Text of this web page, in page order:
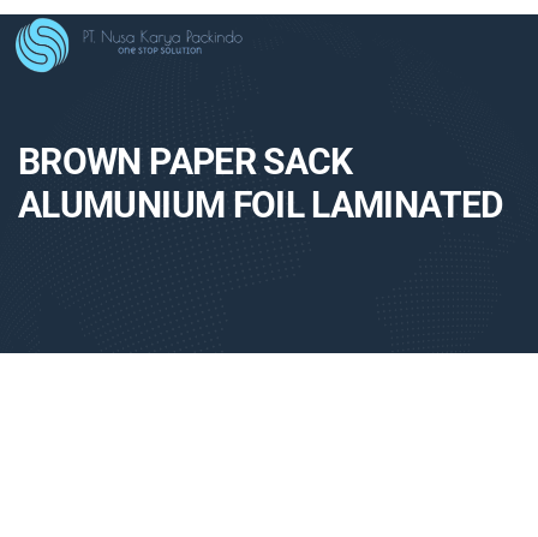
BROWN PAPER SACK
ALUMUNIUM FOIL LAMINATED